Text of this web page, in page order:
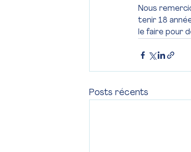
Nous
tenir 18
le faire pour
Posts récents